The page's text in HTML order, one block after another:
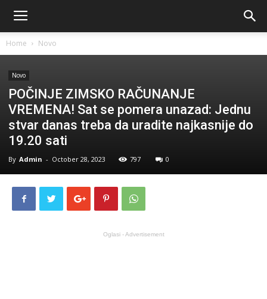
Home Novo
Novo
POČINJE ZIMSKO RAČUNANJE
VREMENA! Sat se pomera unazad: Jednu
stvar danas treba da uradite najkasnije do
19.20 sati
By Admin - October 28, 2023 797 0
Oglasi - Advertisement